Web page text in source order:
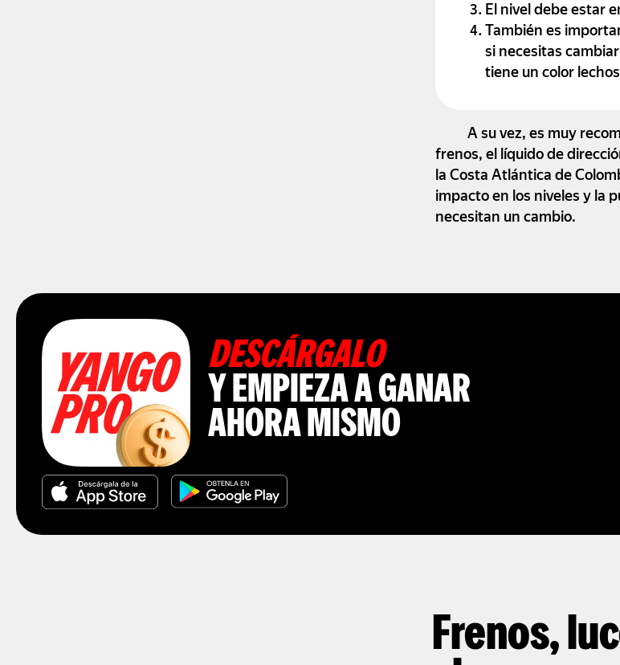
El nivel debe estar
También es
si necesitas
tiene un color
A su vez, es muy
frenos, el líquido de
la Costa Atlántica de
impacto en los niveles y la
necesitan un cambio.
DESCÁRGALO
Y EMPIEZA A GANAR
AHORA MISMO
Frenos,